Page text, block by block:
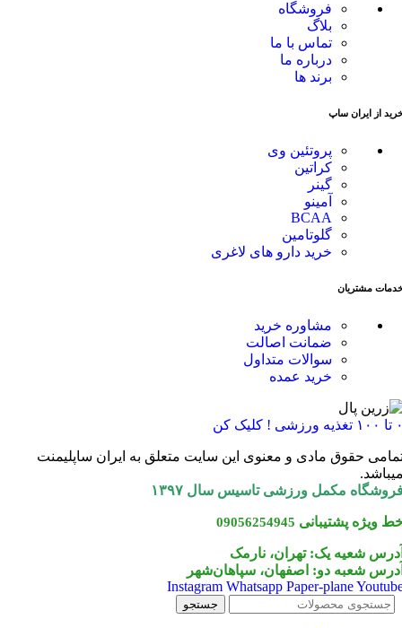
فروشگاه
بلاگ
تماس با ما
درباره ما
برند ها
از ایران ساپ
پروتئین وی
کراتین
گینر
آمینو
BCAA
گلوتامین
خرید دارو های لاغری
مشتریان
مشاوره خرید
ضمانت اصالت
سوالات متداول
خرید عمده
! کلیک کن
حقوق مادی و معنوی این سایت متعلق به ایران ساپلیمنت
مکمل ورزشی تاسیس سال ۱۳۹۷
ویژه پشتیبانی 09056254945
شعیه یک: تهران، نارمک
شعبه دو: اصفهان، سپاهان‌شهر
Instagram Whatsapp Paper-plane
جستجو